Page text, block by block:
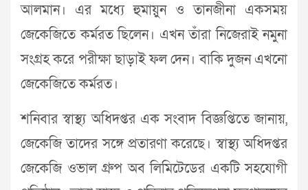
আলমান। এর মধ্যে হুমায়ুন ও তানজীনা একসময়
জেকেজিতে কর্মরত ছিলেন। এখন তাঁরা নিজেরাই নমুনা
সংগ্রহ করে পরীক্ষা ছাড়াই ফল দেন। বাকি দুজন এখনো
জেকেজিতে কর্মরত।
শনিবার স্বাস্থ্য অধিদপ্তর এক সংবাদ বিজ্ঞপ্তিতে জানায়,
জেকেজি তাদের সঙ্গে প্রতারণা করেছে। স্বাস্থ্য অধিদপ্তর
জেকেজি ওভাল গ্রুপ অব লিমিটেডের একটি সহযোগী